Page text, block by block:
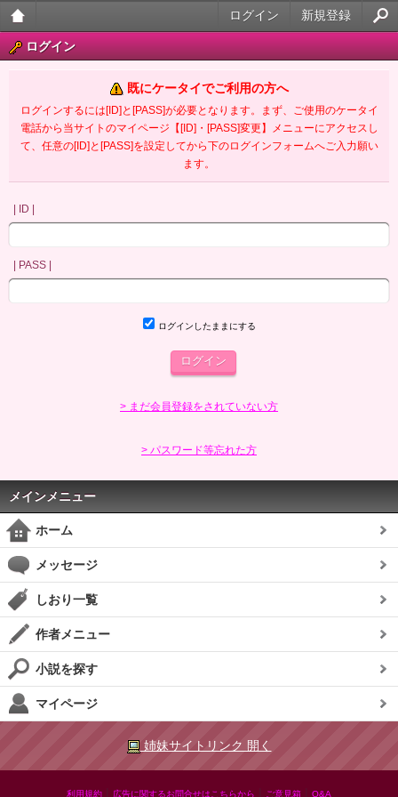
大人
ータ
イ官
新規登録
ログイン
ログイン
既にケータイでご利用の方へ
ログインするには[ID]と[PASS]が必要となります。まず、ご使用のケータイ
電話から当サイトのマイページ【[ID]・[PASS]変更】メニューにアクセスし
て、任意の[ID]と[PASS]を設定してから下のログインフォームへご入力願い
ます。
| ID |
| PASS |
ログインしたままにする
> まだ会員登録をされていない方
> パスワード等忘れた方
メインメニュー
ホーム
メッセージ
しおり一覧
作者メニュー
小説を探す
マイページ
姉妹サイトリンク 開く
利用規約 広告に関するお問合せはこちらから ご意見箱 Q&A